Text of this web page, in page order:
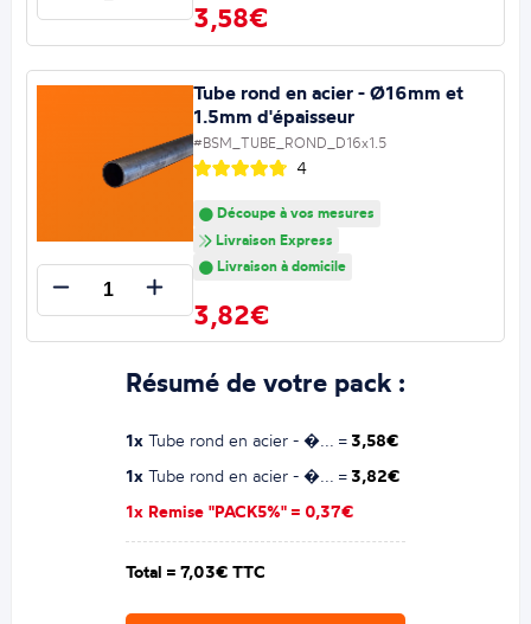
3,58€
Tube rond en acier - Ø16mm et
1.5mm d'épaisseur
#BSM_TUBE_ROND_D16x1.5
4
Découpe à vos mesures
Livraison Express
Livraison à domicile
3,82€
Résumé de votre pack :
1x Tube rond en acier - �... = 3,58€
1x Tube rond en acier - �... = 3,82€
1x Remise "PACK5%" = 0,37€
Total = 7,03€ TTC